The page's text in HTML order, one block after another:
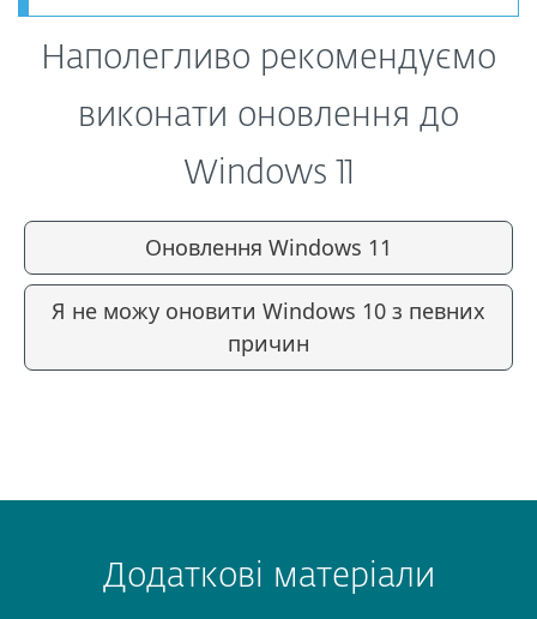
Наполегливо рекомендуємо
виконати оновлення до
Windows 11
Оновлення Windows 11
Я не можу оновити Windows 10 з певних
причин
Додаткові матеріали